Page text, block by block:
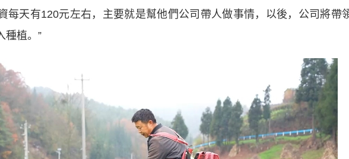
每天有120元左右，主要就是幫他們公司帶人做事情，以後，公司將帶
種植。”